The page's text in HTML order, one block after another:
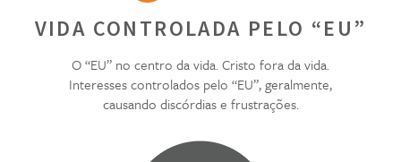
VIDA CONTROLADA PELO “EU”
O “EU” no centro da vida. Cristo fora da vida.
Interesses controlados pelo “EU”, geralmente,
causando discórdias e frustrações.